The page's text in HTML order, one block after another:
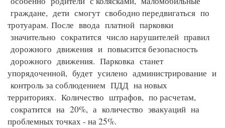
граждане, дети смогут свободно передвигаться по
тротуарам. После ввода платной парковки
значительно сократится число нарушителей правил
дорожного движения и повысится безопасность
дорожного движения. Парковка станет
упорядоченной, будет усилено администрирование и
контроль за соблюдением ПДД на новых
территориях. Количество штрафов, по расчетам,
сократится на 20%, а количество эвакуаций на
проблемных точках - на 25%.